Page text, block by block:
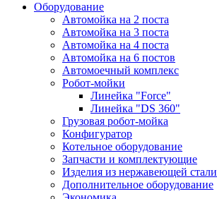
Оборудование
Автомойка на 2 поста
Автомойка на 3 поста
Автомойка на 4 поста
Автомойка на 6 постов
Автомоечный комплекс
Робот-мойки
Линейка "Force"
Линейка "DS 360"
Грузовая робот-мойка
Конфигуратор
Котельное оборудование
Запчасти и комплектующие
Изделия из нержавеющей стали
Дополнительное оборудование